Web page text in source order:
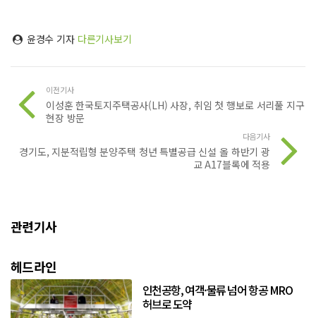
윤경수 기자 다른기사보기
이전기사
이성훈 한국토지주택공사(LH) 사장, 취임 첫 행보로 서리풀 지구
현장 방문
다음기사
경기도, 지분적립형 분양주택 청년 특별공급 신설 올 하반기 광
교 A17블록에 적용
관련기사
헤드라인
인천공항, 여객·물류 넘어 항공 MRO
허브로 도약